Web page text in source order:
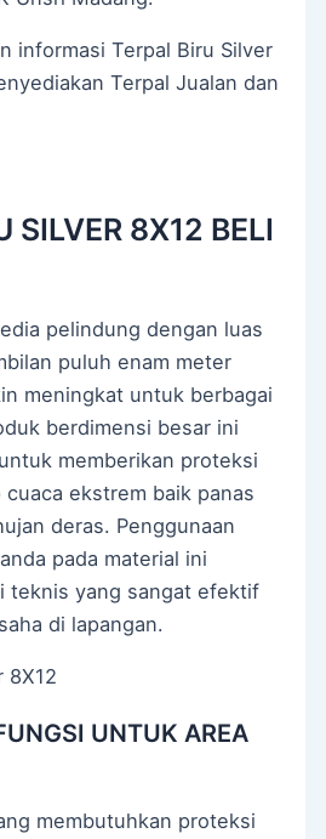
informasi Terpal Biru Silver
Terpal Jualan dan
SILVER 8X12 BELI
pelindung dengan luas
puluh enam meter
meningkat untuk berbagai
berdimensi besar ini
memberikan proteksi
cuaca ekstrem baik panas
deras. Penggunaan
pada material ini
teknis yang sangat efektif
di lapangan.
UNTUK AREA
membutuhkan proteksi